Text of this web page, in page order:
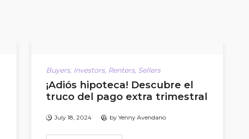
Buyers, Investors, Renters, Sellers
¡Adiós hipoteca! Descubre el
truco del pago extra trimestral
July 18, 2024 byYenny Avendano